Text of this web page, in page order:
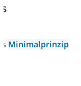
Minimalprinzip